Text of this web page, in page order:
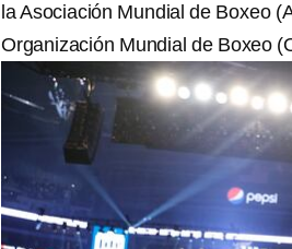
la Asociación Mundial de Boxeo
Organización Mundial de Boxeo